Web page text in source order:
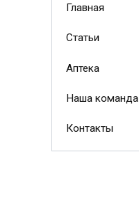
Главная
Статьи
Аптека
Наша команда
Контакты